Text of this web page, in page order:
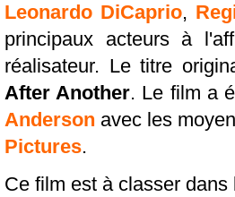
Leonardo DiCaprio,
principaux acteurs à
réalisateur. Le titre
After Another. Le film a
Anderson avec les
Pictures.
Ce film est à classer